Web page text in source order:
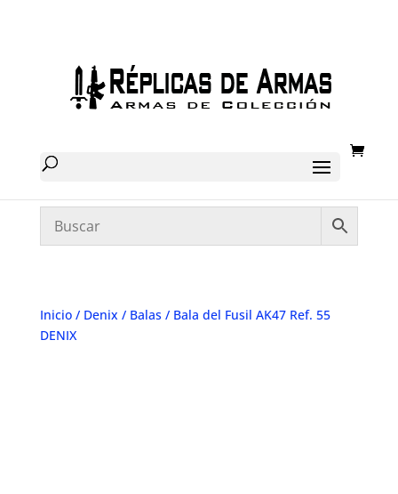
Inicio/ Denix / Balas/ Bala del Fusil AK47 Ref. 55
DENIX